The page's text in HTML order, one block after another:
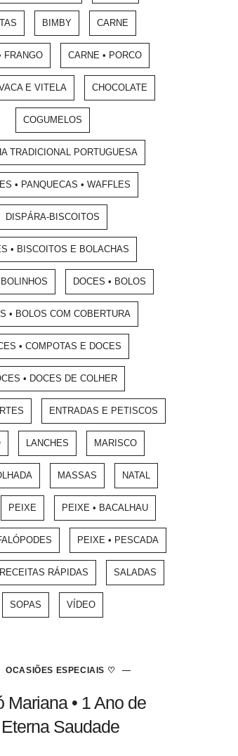
BIMBY CARNE
FRANGO CARNE • PORCO
E VITELA CHOCOLATE
COGUMELOS
TRADICIONAL PORTUGUESA
• PANQUECAS • WAFFLES
DISPÁRA-BISCOITOS
• BISCOITOS E BOLACHAS
DOCES • BOLOS
• BOLOS COM COBERTURA
• COMPOTAS E DOCES
• DOCES DE COLHER
ENTRADAS E PETISCOS
LANCHES MARISCO
MASSAS NATAL
PEIXE PEIXE • BACALHAU
PEIXE • PESCADA
RECEITAS RÁPIDAS SALADAS
SOPAS VÍDEO
OCASIÕES ESPECIAIS ♡
Mariana • 1 Ano de
Eterna Saudade